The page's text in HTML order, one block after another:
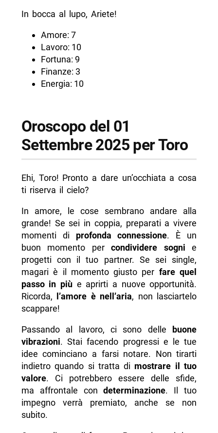
In bocca al lupo, Ariete!
Amore: 7
Lavoro: 10
Fortuna: 9
Finanze: 3
Energia: 10
Oroscopo del 01
Settembre 2025 per Toro
Ehi, Toro! Pronto a dare un’occhiata a cosa
ti riserva il cielo?
In amore, le cose sembrano andare alla
grande! Se sei in coppia, preparati a vivere
momenti di profonda connessione. È un
buon momento percondividere sogni e
progetti con il tuo partner. Se sei single,
magari è il momento giusto per fare quel
passo in più e aprirti a nuove opportunità.
Ricorda,
l’amore è nell’aria, non lasciartelo
scappare!
Passando al lavoro, ci sono delle
buone
vibrazioni. Stai facendo progressi e le tue
idee cominciano a farsi notare. Non tirarti
indietro quando si tratta di mostrare il tuo
valore. Ci potrebbero essere delle sfide,
ma affrontale condeterminazione. Il tuo
impegno verrà premiato, anche se non
subito.